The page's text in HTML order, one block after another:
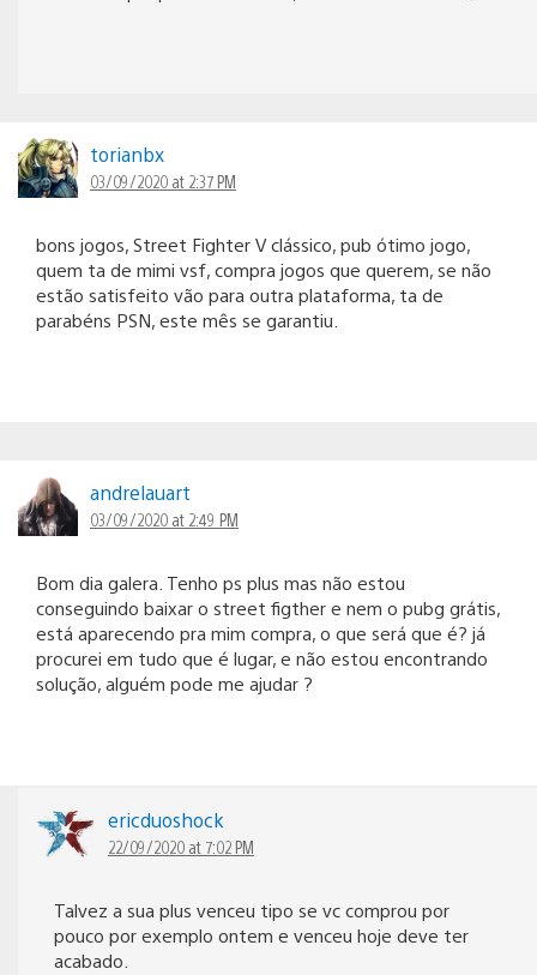
torianbx
03/09/2020 at 2:37 PM
bons jogos, Street Fighter V clássico, pub ótimo jogo,
quem ta de mimi vsf, compra jogos que querem, se não
estão satisfeito vão para outra plataforma, ta de
parabéns PSN, este mês se garantiu.
andrelauart
03/09/2020 at 2:49 PM
Bom dia galera. Tenho ps plus mas não estou
conseguindo baixar o street figther e nem o pubg grátis,
está aparecendo pra mim compra, o que será que é? já
procurei em tudo que é lugar, e não estou encontrando
solução, alguém pode me ajudar ?
ericduoshock
22/09/2020 at 7:02 PM
Talvez a sua plus venceu tipo se vc comprou por
pouco por exemplo ontem e venceu hoje deve ter
acabado.